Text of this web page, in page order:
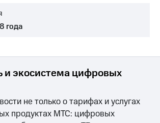
года
и экосистема цифровых
не только о тарифах и услугах
продуктах МТС: цифровых